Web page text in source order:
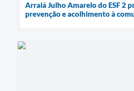
Arraiá Julho Amarelo do ESF 2
prevenção e acolhimento à